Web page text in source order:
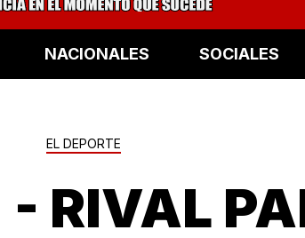
NACIONALES SOCIALES
EL DEPORTE
- RIVAL